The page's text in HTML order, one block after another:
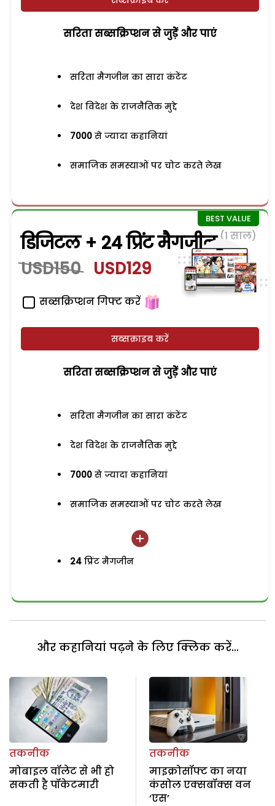
सरिता सब्सक्रिप्शन से जुड़ेें और पाएं
सरिता मैगजीन का सारा कंटेंट
देश विदेश के राजनैतिक मुद्दे
7000 से ज्यादा कहानियां
समाजिक समस्याओं पर चोट करते लेख
डिजिटल + 24 प्रिंट मैगजीन (1 साल)
USD150 USD129
सब्सक्रिप्शन गिफ्ट करें
सब्सक्राइब करें
सरिता सब्सक्रिप्शन से जुड़ेें और पाएं
सरिता मैगजीन का सारा कंटेंट
देश विदेश के राजनैतिक मुद्दे
7000 से ज्यादा कहानियां
समाजिक समस्याओं पर चोट करते लेख
24 प्रिंट मैगजीन
और कहानियां पढ़ने के लिए क्लिक करें...
तकनीक
मोबाइल वॉलेट से भी हो
सकती है पॉकेटमारी
तकनीक
माइक्रोसॉफ्ट का नया
कंसोल एक्सबॉक्स वन
‘एस’